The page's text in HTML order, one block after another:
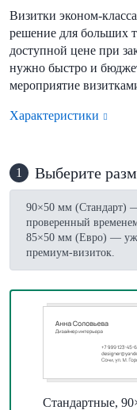
Визитки эконом-
решение для больших
доступной цене при
нужно быстро и
мероприятие
Характеристики
1 Выберите
90×50 мм (Стандарт)
проверенный
85×50 мм (Евро) —
премиум-визиток.
Стандартные,